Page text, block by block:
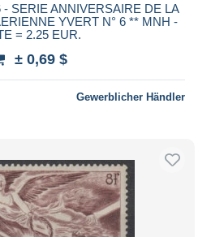
SERIE ANNIVERSAIRE DE LA
YVERT N° 6 ** MNH -
= 2.25 EUR.
± 0,69 $
Gewerblicher Händler